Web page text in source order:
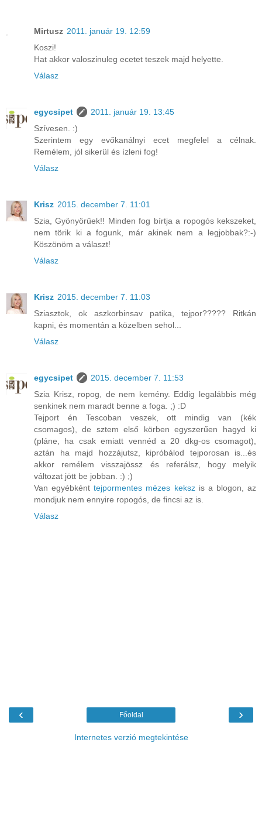
Mirtusz 2011. január 19. 12:59
Koszi!
Hat akkor valoszinuleg ecetet teszek majd helyette.
Válasz
egycsipet
2011. január 19. 13:45
Szívesen. :)
Szerintem egy evőkanálnyi ecet megfelel a célnak.
Remélem, jól sikerül és ízleni fog!
Válasz
Krisz 2015. december 7. 11:01
Szia, Gyönyörűek!! Minden fog bírtja a ropogós kekszeket,
nem törik ki a fogunk, már akinek nem a legjobbak?:-)
Köszönöm a választ!
Válasz
Krisz 2015. december 7. 11:03
Sziasztok, ok aszkorbinsav patika, tejpor????? Ritkán
kapni, és momentán a közelben sehol...
Válasz
egycsipet
2015. december 7. 11:53
Szia Krisz, ropog, de nem kemény. Eddig legalábbis még
senkinek nem maradt benne a foga. ;) :D
Tejport én Tescoban veszek, ott mindig van (kék
csomagos), de sztem első körben egyszerűen hagyd ki
(pláne, ha csak emiatt vennéd a 20 dkg-os csomagot),
aztán ha majd hozzájutsz, kipróbálod tejporosan is...és
akkor remélem visszajössz és referálsz, hogy melyik
változat jött be jobban. :) ;)
Van egyébkénttejpormentes mézes kekszis a blogon, az
mondjuk nem ennyire ropogós, de fincsi az is.
Válasz
‹ ›
Főoldal
Internetes verzió megtekintése